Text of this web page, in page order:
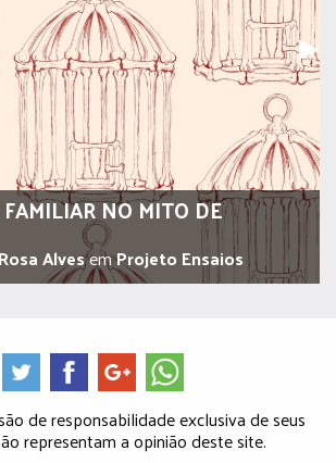
▶︎
NO MITO DE
AlvesemProjeto Ensaios
de responsabilidade exclusiva de seus
representam a opinião deste site.